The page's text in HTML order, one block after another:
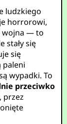
ludzkiego
horrorowi,
wojna — to
stały się
się
paleni
wypadki. To
przeciwko
przez